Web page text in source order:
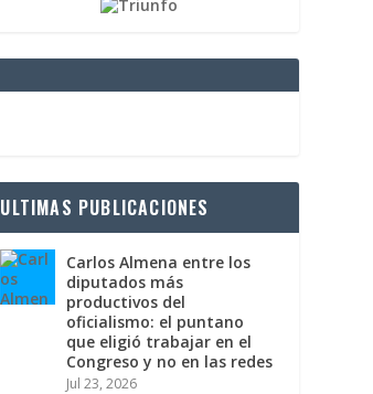
ULTIMAS PUBLICACIONES
Carlos Almena entre los
diputados más
productivos del
oficialismo: el puntano
que eligió trabajar en el
Congreso y no en las redes
Jul 23, 2026